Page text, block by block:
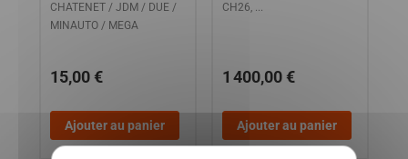
CHATENET / JDM / DUE /
MINAUTO / MEGA
15,00 €
Ajouter au panier
CH26, ...
1 400,00 €
Ajouter au panier